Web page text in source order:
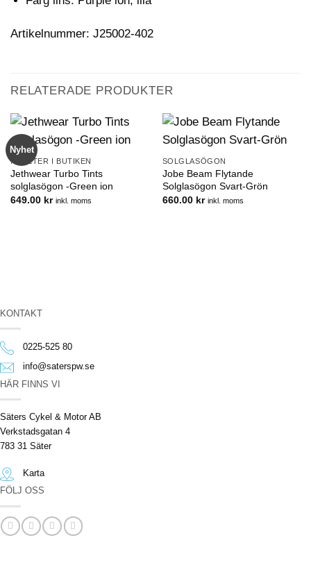
Artikelnummer: J25002-402
RELATERADE PRODUKTER
Nyhet
NYHETER I BUTIKEN
Jethwear Turbo Tints
solglasögon -Green ion
649.00 kr inkl. moms
SOLGLASÖGON
Jobe Beam Flytande
Solglasögon Svart-Grön
660.00 kr inkl. moms
KONTAKT
0225-525 80
info@saterspw.se
HÄR FINNS VI
Säters Cykel & Motor AB
Verkstadsgatan 4
783 31 Säter
Karta
FÖLJ OSS